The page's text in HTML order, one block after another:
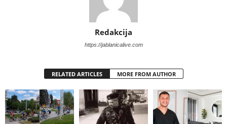
Redakcija
https://jablanicalive.com
RELATED ARTICLES MORE FROM AUTHOR